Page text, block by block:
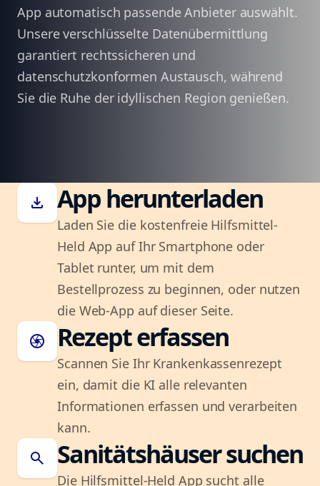
App automatisch passende Anbieter auswählt.
Unsere verschlüsselte Datenübermittlung
garantiert rechtssicheren und
datenschutzkonformen Austausch, während
Sie die Ruhe der idyllischen Region genießen.
download App herunterladen
Laden Sie die kostenfreie Hilfsmittel-
Held App auf Ihr Smartphone oder
Tablet runter, um mit dem
Bestellprozess zu beginnen, oder nutzen
die Web-App auf dieser Seite.
camera Rezept erfassen
Scannen Sie Ihr Krankenkassenrezept
ein, damit die KI alle relevanten
Informationen erfassen und verarbeiten
kann.
search Sanitätshäuser suchen
Die Hilfsmittel-Held App sucht alle